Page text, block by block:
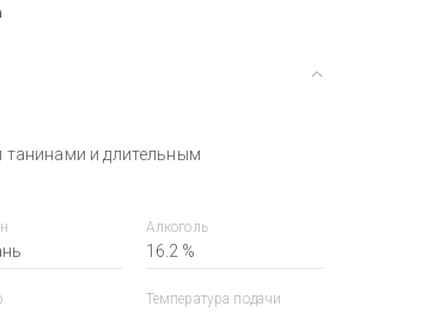
и длительным
Алкоголь
16.2 %
Температура подачи